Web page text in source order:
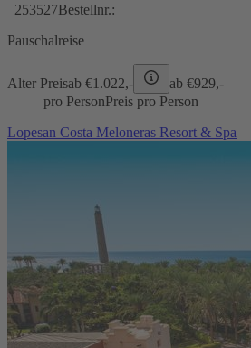
253527Bestellnr.:
Pauschalreise
Alter Preisab €1.022,- ab €929,-
pro PersonPreis pro Person
Lopesan Costa Meloneras Resort & Spa